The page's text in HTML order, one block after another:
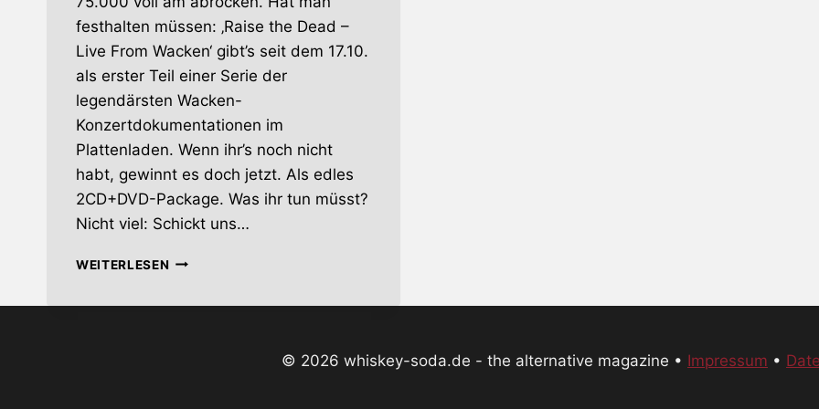
festhalten müssen: ‚Raise the Dead –
Live From Wacken‘ gibt’s seit dem 17.10.
als erster Teil einer Serie der
legendärsten Wacken-
Konzertdokumentationen im
Plattenladen. Wenn ihr’s noch nicht
habt, gewinnt es doch jetzt. Als edles
2CD+DVD-Package. Was ihr tun müsst?
Nicht viel: Schickt uns…
WEITERLESENJETZT
© 2026 whiskey-soda.de - the alternative magazine • Impressum •